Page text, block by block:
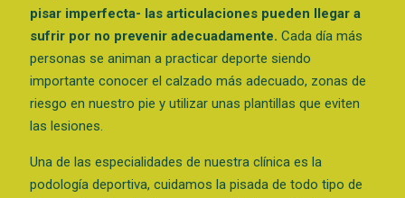
pisar imperfecta- las articulaciones pueden llegar a
sufrir por no prevenir adecuadamente. Cada día más
personas se animan a practicar deporte siendo
importante conocer el calzado más adecuado, zonas de
riesgo en nuestro pie y utilizar unas plantillas que eviten
las lesiones.
Una de las especialidades de nuestra clínica es la
podología deportiva, cuidamos la pisada de todo tipo de